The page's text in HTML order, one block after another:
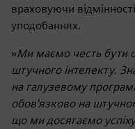
враховуючи
уподобаннях.
»Ми маємо честь бути
штучного інтелекту.
на галузевому
обов'язково на
що ми досягаємо